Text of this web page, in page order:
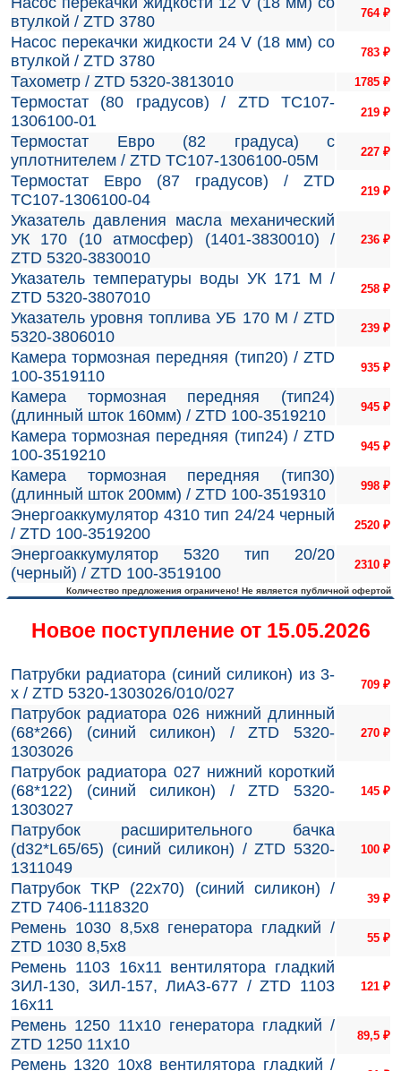
втулкой / ZTD 3780
764 ₽
Насос перекачки жидкости 24 V (18 мм) со
втулкой / ZTD 3780
783 ₽
Тахометр / ZTD 5320-3813010 1785 ₽
Термостат (80 градусов) / ZTD ТС107-
1306100-01
219 ₽
Термостат Евро (82 градуса) с
уплотнителем / ZTD ТС107-1306100-05М
227 ₽
Термостат Евро (87 градусов) / ZTD
ТС107-1306100-04
219 ₽
Указатель давления масла механический
УК 170 (10 атмосфер) (1401-3830010) /
ZTD 5320-3830010
236 ₽
Указатель температуры воды УК 171 М /
ZTD 5320-3807010
258 ₽
Указатель уровня топлива УБ 170 М / ZTD
5320-3806010
239 ₽
Камера тормозная передняя (тип20) / ZTD
100-3519110
935 ₽
Камера тормозная передняя (тип24)
(длинный шток 160мм) / ZTD 100-3519210
945 ₽
Камера тормозная передняя (тип24) / ZTD
100-3519210
945 ₽
Камера тормозная передняя (тип30)
(длинный шток 200мм) / ZTD 100-3519310
998 ₽
Энергоаккумулятор 4310 тип 24/24 черный
/ ZTD 100-3519200
2520 ₽
Энергоаккумулятор 5320 тип 20/20
(черный) / ZTD 100-3519100
2310 ₽
Количество предложения ограничено! Не является публичной офертой
Новое поступление от 15.05.2026
Патрубки радиатора (синий силикон) из 3-
х / ZTD 5320-1303026/010/027
709 ₽
Патрубок радиатора 026 нижний длинный
(68*266) (синий силикон) / ZTD 5320-
1303026
270 ₽
Патрубок радиатора 027 нижний короткий
(68*122) (синий силикон) / ZTD 5320-
1303027
145 ₽
Патрубок расширительного бачка
(d32*L65/65) (синий силикон) / ZTD 5320-
1311049
100 ₽
Патрубок ТКР (22х70) (синий силикон) /
ZTD 7406-1118320
39 ₽
Ремень 1030 8,5х8 генератора гладкий /
ZTD 1030 8,5х8
55 ₽
Ремень 1103 16х11 вентилятора гладкий
ЗИЛ-130, ЗИЛ-157, ЛиАЗ-677 / ZTD 1103
16х11
121 ₽
Ремень 1250 11х10 генератора гладкий /
ZTD 1250 11х10
89,5 ₽
Ремень 1320 10х8 вентилятора гладкий /